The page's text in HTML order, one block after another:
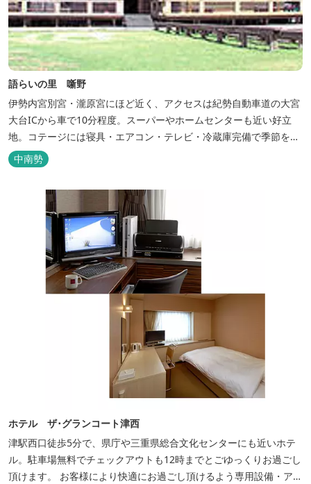
語らいの里 噺野
伊勢内宮別宮・瀧原宮にほど近く、アクセスは紀勢自動車道の大宮
大台ICから車で10分程度。スーパーやホームセンターも近い好立
地。コテージには寝具・エアコン・テレビ・冷蔵庫完備で季節を問
わず楽しめます。 食器・調理器具の揃った自炊棟や24時間利用可
能なシャワールームなど充実の設備で快適にお過ごしいただけま
す。施設内には噺野温泉もありコテージ宿泊の方は貸し切りでご利
用いただけます(１棟につき１時間)
中南勢
ホテル ザ･グランコート津西
津駅西口徒歩5分で、県庁や三重県総合文化センターにも近いホテ
ル。駐車場無料でチェックアウトも12時までとごゆっくりお過ごし
頂けます。 お客様により快適にお過ごし頂けるよう専用設備・アメ